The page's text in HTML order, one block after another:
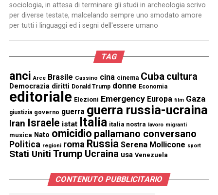
sociologia, in attesa di terminare gli studi in archeologia scrivo
per diverse testate, malcelando sempre uno smodato amore
per tutti i linguaggi ed i segni dell'essere umano
TAG
anci Arce Brasile Cassino cina cinema Cuba cultura
Democrazia diritti Donald Trump donne Economia
editoriale Elezioni Emergency Europa film Gaza
giustizia governo guerra guerra russia-ucraina
Iran Israele istat Italia italia nostra lavoro migranti
musica Nato omicidio pallamano conversano
Politica regioni roma Russia Serena Mollicone sport
Stati Uniti Trump Ucraina usa Venezuela
CONTENUTO PUBBLICITARIO